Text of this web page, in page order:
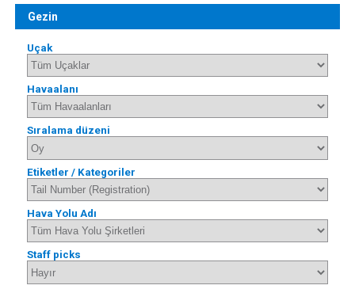
Gezin
Uçak
Havaalanı
Sıralama düzeni
Etiketler / Kategoriler
Hava Yolu Adı
Staff picks